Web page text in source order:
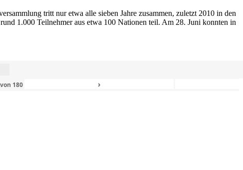
tritt nur etwa alle sieben Jahre zusammen, zuletzt 2010 in den
1.000 Teilnehmer aus etwa 100 Nationen teil. Am 28. Juni konnten in
von 180 ›